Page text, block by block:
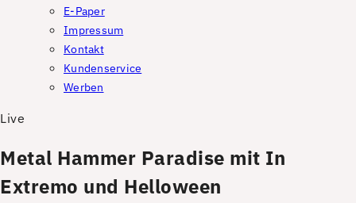
E-Paper
Impressum
Kontakt
Kundenservice
Werben
Live
Metal Hammer Paradise mit In
Extremo und Helloween